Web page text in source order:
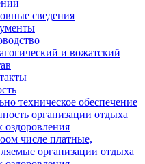
сведения
и вожатский
техническое обеспечение
организации отдыха
оздоровления
числе платные,
организации отдыха